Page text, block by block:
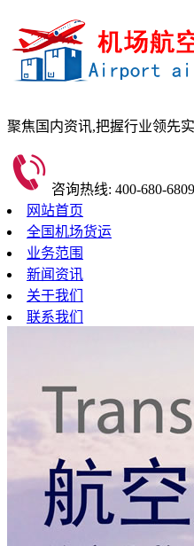
聚焦国内资讯,把握行业领先
咨询热线: 400-680-6809
网站首页
全国机场货运
业务范围
新闻资讯
关于我们
联系我们